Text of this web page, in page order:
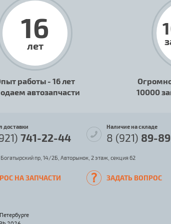
16
лет
работы - 16 лет
автозапчасти
10000
доставки
741-22-44
Наличие на складе
8 (921) 89-
пр, 14/2Б, Авторынок, 2 этаж, секция 62
НА ЗАПЧАСТИ ЗАДАТЬ ВОПРОС